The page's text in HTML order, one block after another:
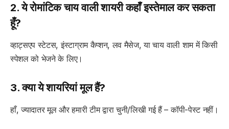
2. ये रोमांटिक चाय वाली शायरी कहाँ इस्तेमाल कर सकता
हूँ?
व्हाट्सएप स्टेटस, इंस्टाग्राम कैप्शन, लव मैसेज, या चाय वाली शाम में किसी
स्पेशल को भेजने के लिए।
3. क्या ये शायरियां मूल हैं?
हाँ, ज्यादातर मूल और हमारी टीम द्वारा चुनी/लिखी गई हैं – कॉपी-पेस्ट नहीं।